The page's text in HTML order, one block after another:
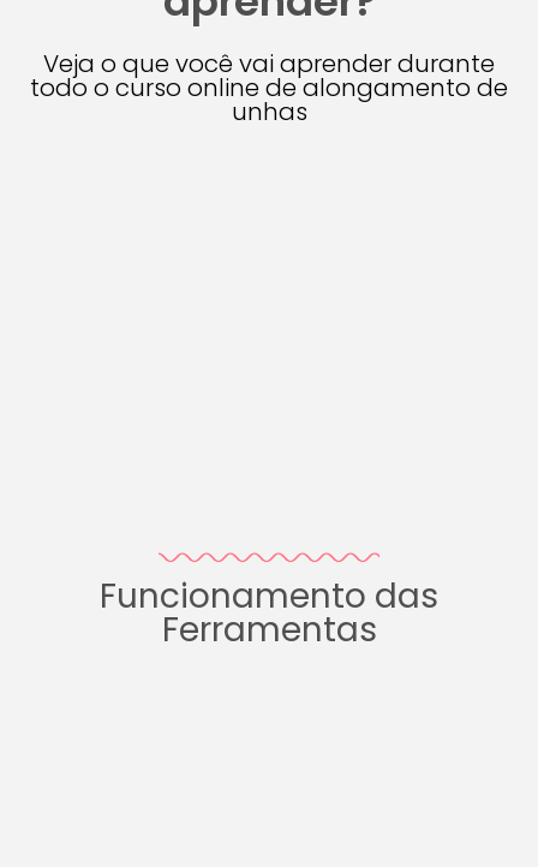
Veja o que você vai aprender durante
todo o curso online de alongamento de
unhas
Funcionamento das
Ferramentas